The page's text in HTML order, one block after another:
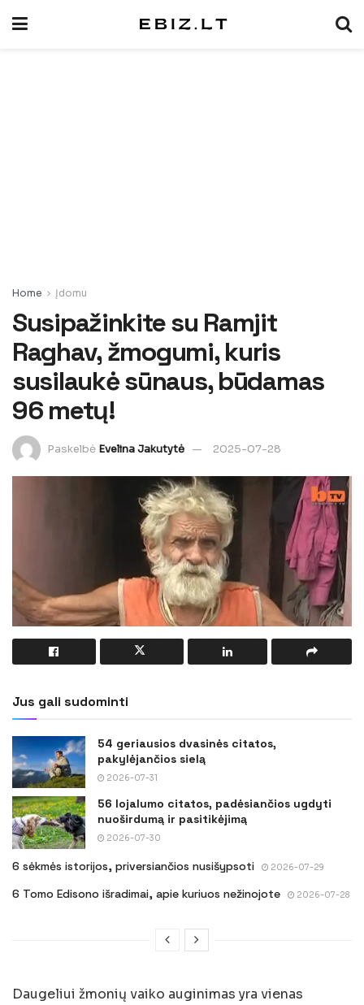
Home Įdomu
Susipažinkite su Ramjit
Raghav, žmogumi, kuris
susilaukė sūnaus, būdamas
96 metų!
Paskelbė Evelina Jakutytė 2025-07-28
Jus gali sudominti
54 geriausios dvasinės citatos,
pakylėjančios sielą
2026-07-31
56 lojalumo citatos, padėsiančios ugdyti
nuoširdumą ir pasitikėjimą
2026-07-30
6 sėkmės istorijos, priversiančios nusišypsoti 2026-07-29
6 Tomo Edisono išradimai, apie kuriuos nežinojote 2026-07-28
Daugeliui žmonių vaiko auginimas yra vienas